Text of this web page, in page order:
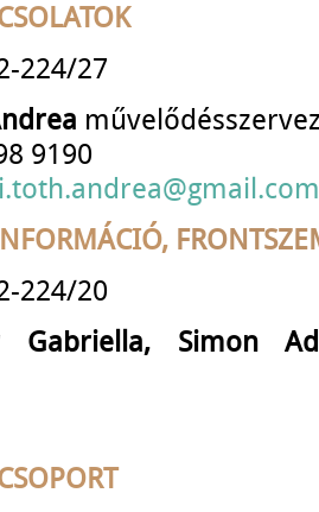
224/27
9190
224/20
Gabriella, Simon